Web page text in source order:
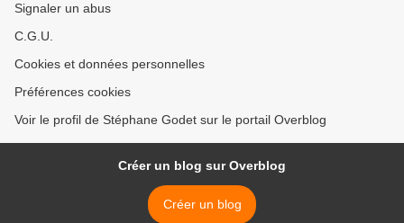
Signaler un abus
C.G.U.
Cookies et données personnelles
Préférences cookies
Voir le profil de Stéphane Godet sur le portail Overblog
Créer un blog sur Overblog
Créer un blog